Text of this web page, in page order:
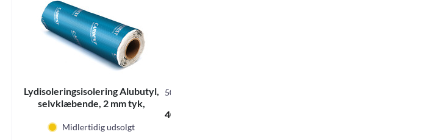
Lydisoleringsisolering Alubutyl,
selvklæbende, 2 mm tyk,
50099
408,00 DKK *
Midlertidig udsolgt